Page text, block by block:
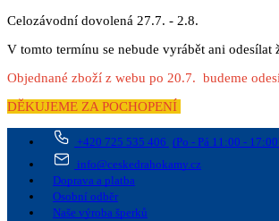
Celozávodní dovolená 27.7. - 2.8.
V tomto termínu se nebude vyrábět ani odesílat
Objednané zboží z webu po 20.7. budeme
DĚKUJEME ZA POCHOPENÍ
+420 725 535 406 (Po - Pá 11:00 -
info@ceskedrahokamy.cz
Doprava a platba
Osobní odběr
Naše výroba šperků